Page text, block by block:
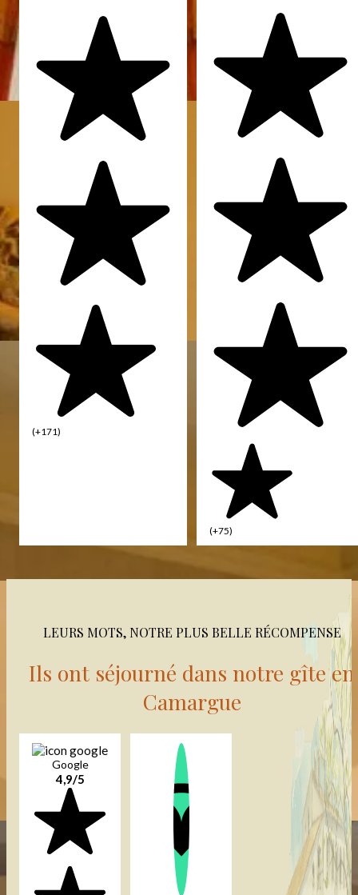
(+171)
(+75)
LEURS MOTS, NOTRE PLUS BELLE RÉCOMPENSE
Ils ont séjourné dans notre gîte en
Camargue
Google
4,9/5